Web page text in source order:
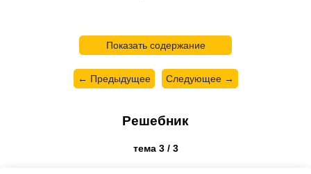
Показать содержание
← Предыдущее Следующее →
Решебник
тема 3 / 3